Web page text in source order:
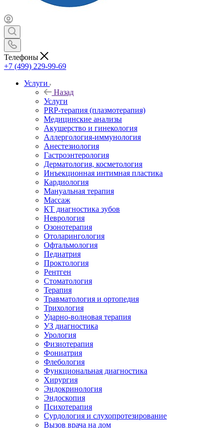
Телефоны
+7 (499) 229-99-69
Услуги
Назад
Услуги
PRP-терапия (плазмотерапия)
Медицинские анализы
Акушерство и гинекология
Аллергология-иммунология
Анестезиология
Гастроэнтерология
Дерматология, косметология
Инъекционная интимная пластика
Кардиология
Мануальная терапия
Массаж
КТ диагностика зубов
Неврология
Озонотерапия
Отоларингология
Офтальмология
Педиатрия
Проктология
Рентген
Стоматология
Терапия
Травматология и ортопедия
Трихология
Ударно-волновая терапия
УЗ диагностика
Урология
Физиотерапия
Фониатрия
Флебология
Функциональная диагностика
Хирургия
Эндокринология
Эндоскопия
Психотерапия
Сурдология и слухопротезирование
Вызов врача на дом